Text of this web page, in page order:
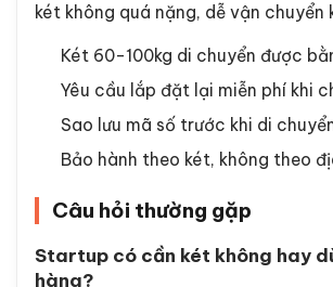
két không quá nặng, dễ vận chuyển
Két 60-100kg di chuyển được
Yêu cầu lắp đặt lại miễn phí khi
Sao lưu mã số trước khi di
Bảo hành theo két, không theo
Câu hỏi thường gặp
Startup có cần két không hay
hàng?